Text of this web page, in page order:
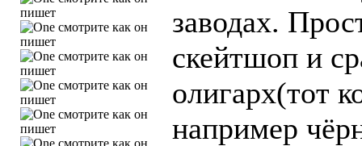
заводах.
скейтшоп и
олигарх(тот
например